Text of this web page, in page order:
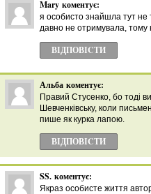
Mary коментує:
я особисто знайшла тут не
давно не отримувала, тому
ВІДПОВІCТИ
Альба коментує:
Правий Стусенко, бо тоді
Шевченківську, коли
пише як курка лапою.
ВІДПОВІCТИ
SS. коментує:
Якраз особисте життя